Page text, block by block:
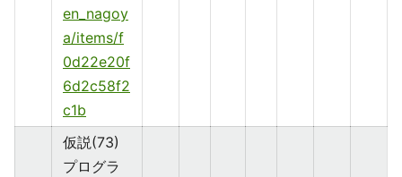
en_nagoy
a/items/f
0d22e20f
6d2c58f2
c1b
仮説(73)
プログラ